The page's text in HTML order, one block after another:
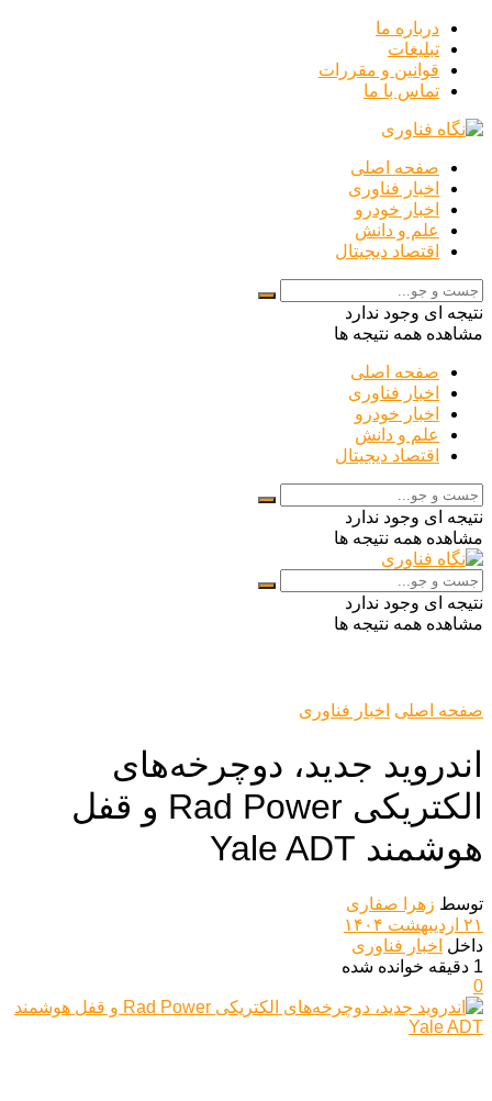
درباره ما
تبلیغات
قوانین و مقررات
تماس با ما
صفحه اصلی
اخبار فناوری
اخبار خودرو
علم و دانش
اقتصاد دیجیتال
نتیجه ای وجود ندارد
مشاهده همه نتیجه ها
صفحه اصلی
اخبار فناوری
اخبار خودرو
علم و دانش
اقتصاد دیجیتال
نتیجه ای وجود ندارد
مشاهده همه نتیجه ها
نتیجه ای وجود ندارد
مشاهده همه نتیجه ها
صفحه اصلی اخبار فناوری
اندروید جدید، دوچرخه‌های
الکتریکی Rad Power و قفل
هوشمند Yale ADT
توسط زهرا صفاری
۲۱ اردیبهشت ۱۴۰۴
داخل اخبار فناوری
1 دقیقه خوانده شده
0